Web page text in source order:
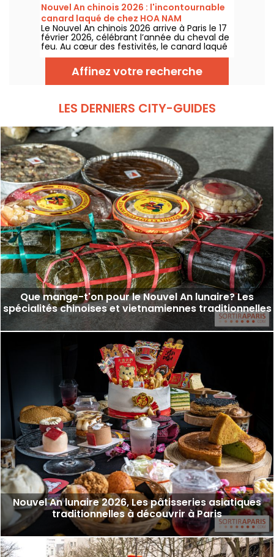
Nouvel An chinois 2026 : l'incontournable
canard laqué de chez HOA NAM
Le Nouvel An chinois 2026 arrive à Paris le 17
février 2026, célébrant l’année du cheval de
feu. Au cœur des festivités, le canard laqué
s’impose comme la star incontournable des
tables traditionnelles. Pour ne rien manquer
et savourer ce classique, direction Hoa Nam,
l’adresse gourmande des amateurs de
Affinez votre recherche
LES DERNIERS CITY-GUIDES
Que mange-t'on pour le Nouvel An lunaire? Les
spécialités chinoises et vietnamiennes traditionnelles
Nouvel An lunaire 2026, Les pâtisseries asiatiques
traditionnelles à découvrir à Paris